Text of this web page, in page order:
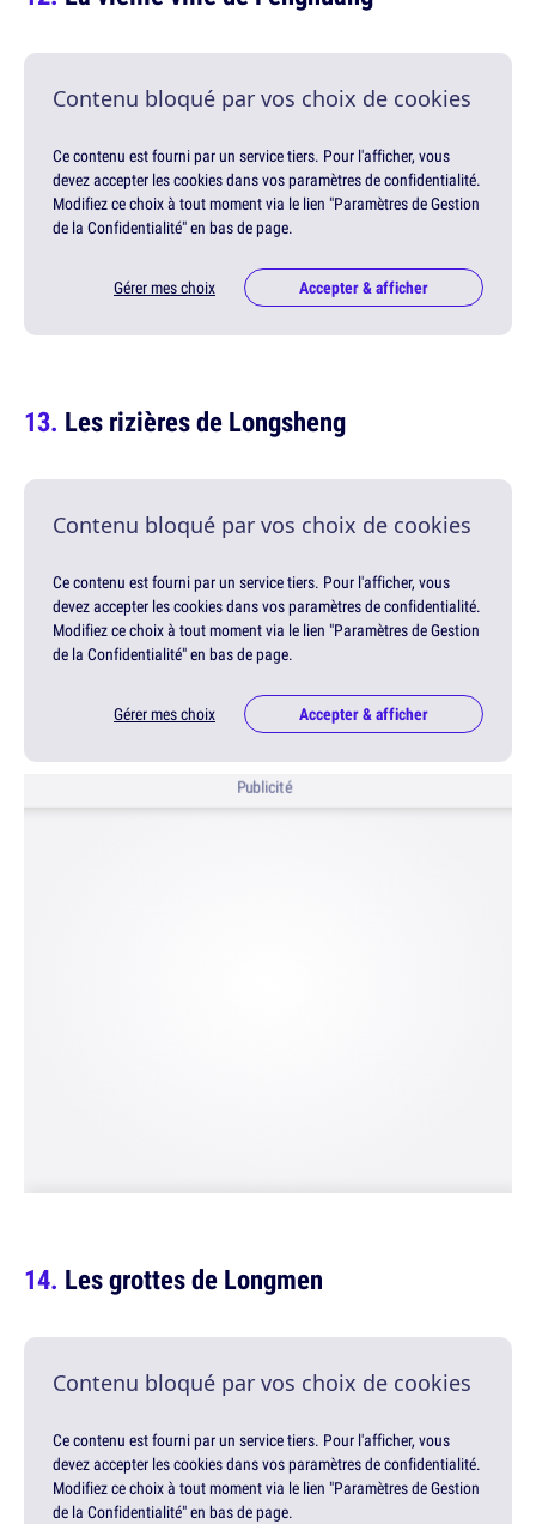
Contenu bloqué par vos choix de cookies
Ce contenu est fourni par un service tiers. Pour l'afficher, vous
devez accepter les cookies dans vos paramètres de confidentialité.
Modifiez ce choix à tout moment via le lien "Paramètres de Gestion
de la Confidentialité" en bas de page.
Gérer mes choix Accepter & afficher
Les rizières de Longsheng
Contenu bloqué par vos choix de cookies
Ce contenu est fourni par un service tiers. Pour l'afficher, vous
devez accepter les cookies dans vos paramètres de confidentialité.
Modifiez ce choix à tout moment via le lien "Paramètres de Gestion
de la Confidentialité" en bas de page.
Gérer mes choix Accepter & afficher
Publicité
Les grottes de Longmen
Contenu bloqué par vos choix de cookies
Ce contenu est fourni par un service tiers. Pour l'afficher, vous
devez accepter les cookies dans vos paramètres de confidentialité.
Modifiez ce choix à tout moment via le lien "Paramètres de Gestion
de la Confidentialité" en bas de page.